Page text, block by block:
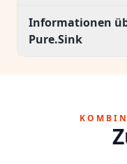
Informationen
Pure.Sink